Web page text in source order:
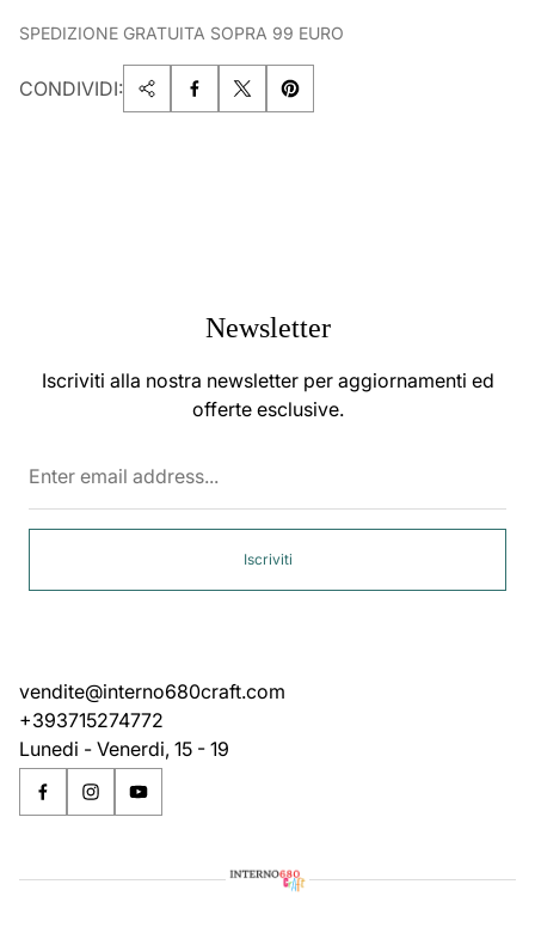
SPEDIZIONE GRATUITA SOPRA 99 EURO
CONDIVIDI:
Newsletter
Iscriviti alla nostra newsletter per aggiornamenti ed
offerte esclusive.
Iscriviti
vendite@interno680craft.com
+393715274772
Lunedi - Venerdi, 15 - 19